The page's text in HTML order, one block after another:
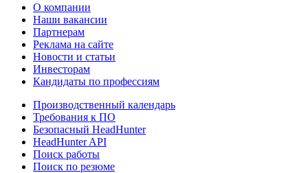
О компании
Наши вакансии
Партнерам
Реклама на сайте
Новости и статьи
Инвесторам
Кандидаты по профессиям
Производственный календарь
Требования к ПО
Безопасный HeadHunter
HeadHunter API
Поиск работы
Поиск по резюме